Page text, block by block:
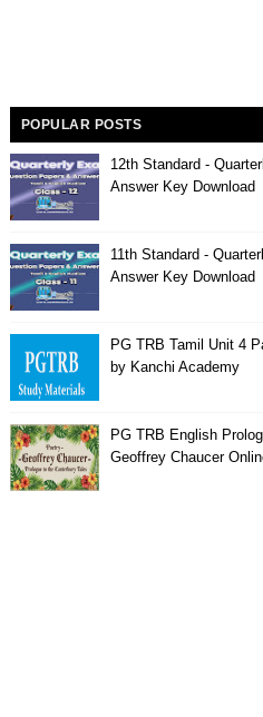
POPULAR POSTS
12th Standard -
Answer Key Download
11th Standard -
Answer Key Download
PG TRB Tamil Unit 4
by Kanchi Academy
PG TRB English
Geoffrey Chaucer